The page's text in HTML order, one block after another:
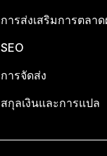
การส่งเสริมการตลา
SEO
การจัดส่ง
สกุลเงินและการแปล